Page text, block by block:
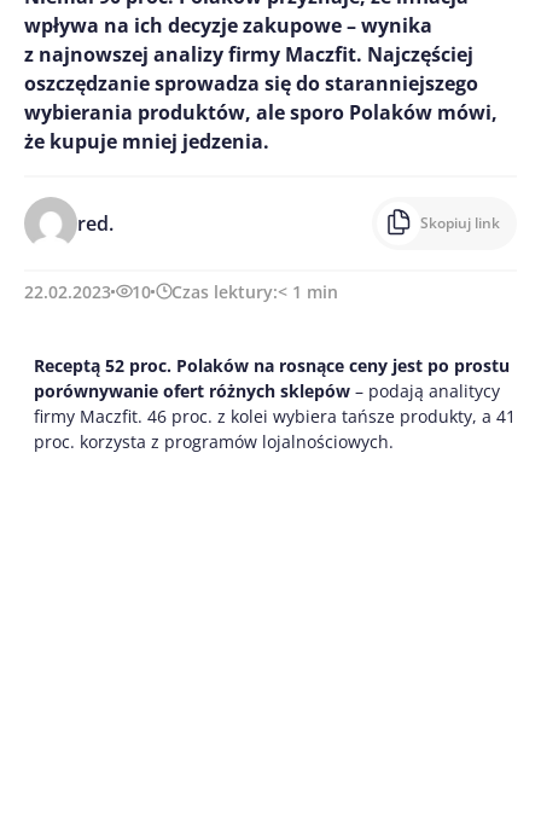
wpływa na ich decyzje zakupowe – wynika
z najnowszej analizy firmy Maczfit. Najczęściej
oszczędzanie sprowadza się do staranniejszego
wybierania produktów, ale sporo Polaków mówi,
że kupuje mniej jedzenia.
red. Skopiuj link
22.02.2023 10 Czas lektury:< 1 min
Receptą 52 proc. Polaków na rosnące ceny jest po prostu
porównywanie ofert różnych sklepów – podają analitycy
firmy Maczfit. 46 proc. z kolei wybiera tańsze produkty, a 41
proc. korzysta z programów lojalnościowych.